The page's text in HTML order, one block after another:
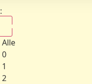
Alle
0
1
2